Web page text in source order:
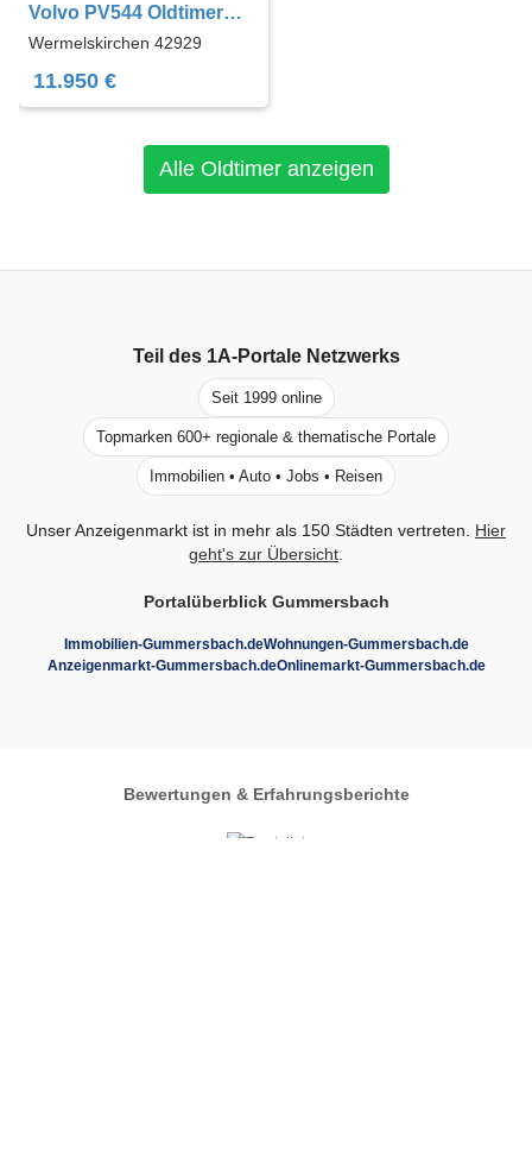
Volvo PV544 Oldtimer
Liebhaberfahrzeug !!!
Wermelskirchen 42929
11.950 €
Alle Oldtimer anzeigen
Teil des 1A-PortaleNetzwerks
Seit 1999 online
Topmarken 600+ regionale & thematische Portale
Immobilien • Auto • Jobs • Reisen
Unser Anzeigenmarkt ist in mehr als 150 Städten vertreten.
Hier
geht's zur Übersicht
Portalüberblick Gummersbach
Immobilien-Gummersbach.deWohnungen-Gummersbach.de
Anzeigenmarkt-Gummersbach.deOnlinemarkt-Gummersbach.de
Bewertungen & Erfahrungsberichte